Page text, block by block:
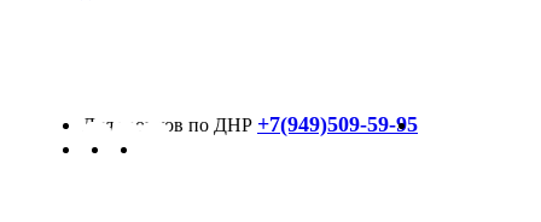
+7(949)509-59-95